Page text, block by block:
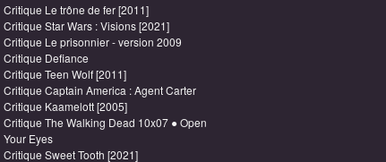
Critique Le trône de fer [2011]
Critique Star Wars : Visions [2021]
Critique Le prisonnier - version 2009
Critique Defiance
Critique Teen Wolf [2011]
Critique Captain America : Agent Carter
Critique Kaamelott [2005]
Critique The Walking Dead 10x07 ● Open
Your Eyes
Critique Sweet Tooth [2021]